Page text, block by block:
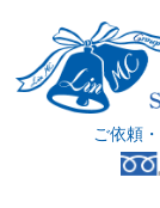
ご依頼